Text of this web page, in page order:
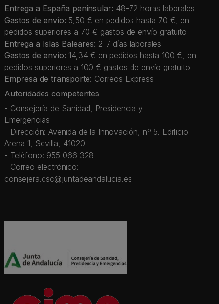
Entrega a España peninsular: 48-72 horas laborales
Gastos de envío: 5,50 € en pedidos hasta 70 €, en
pedidos superiores a 70 € gastos de envío gratuito
Entrega a Islas Baleares: 2-7 días laborales
Gastos de envío: 14,34 € en pedidos hasta 100 €, en
pedidos superiores a 100 € gastos de envío gratuito
Empresa de transporte: Correos Express
Autoridades competentes
- Consejería de Sanidad, Presidencia y
Emergencias
- Dirección: Avenida de la Innovación, nº 5. Edificio
Arena 1, Sevilla, 41020
- Teléfono: 955 066 328
- Correo electrónico:
consejera.csc@juntadeandalucia.es